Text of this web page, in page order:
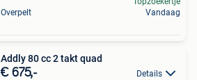
Overpelt
Vandaag
Addly 80 cc 2 takt quad
€ 675,- Details